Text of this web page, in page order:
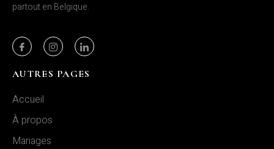
partout en Belgique.
AUTRES PAGES
Accueil
À propos
Mariages